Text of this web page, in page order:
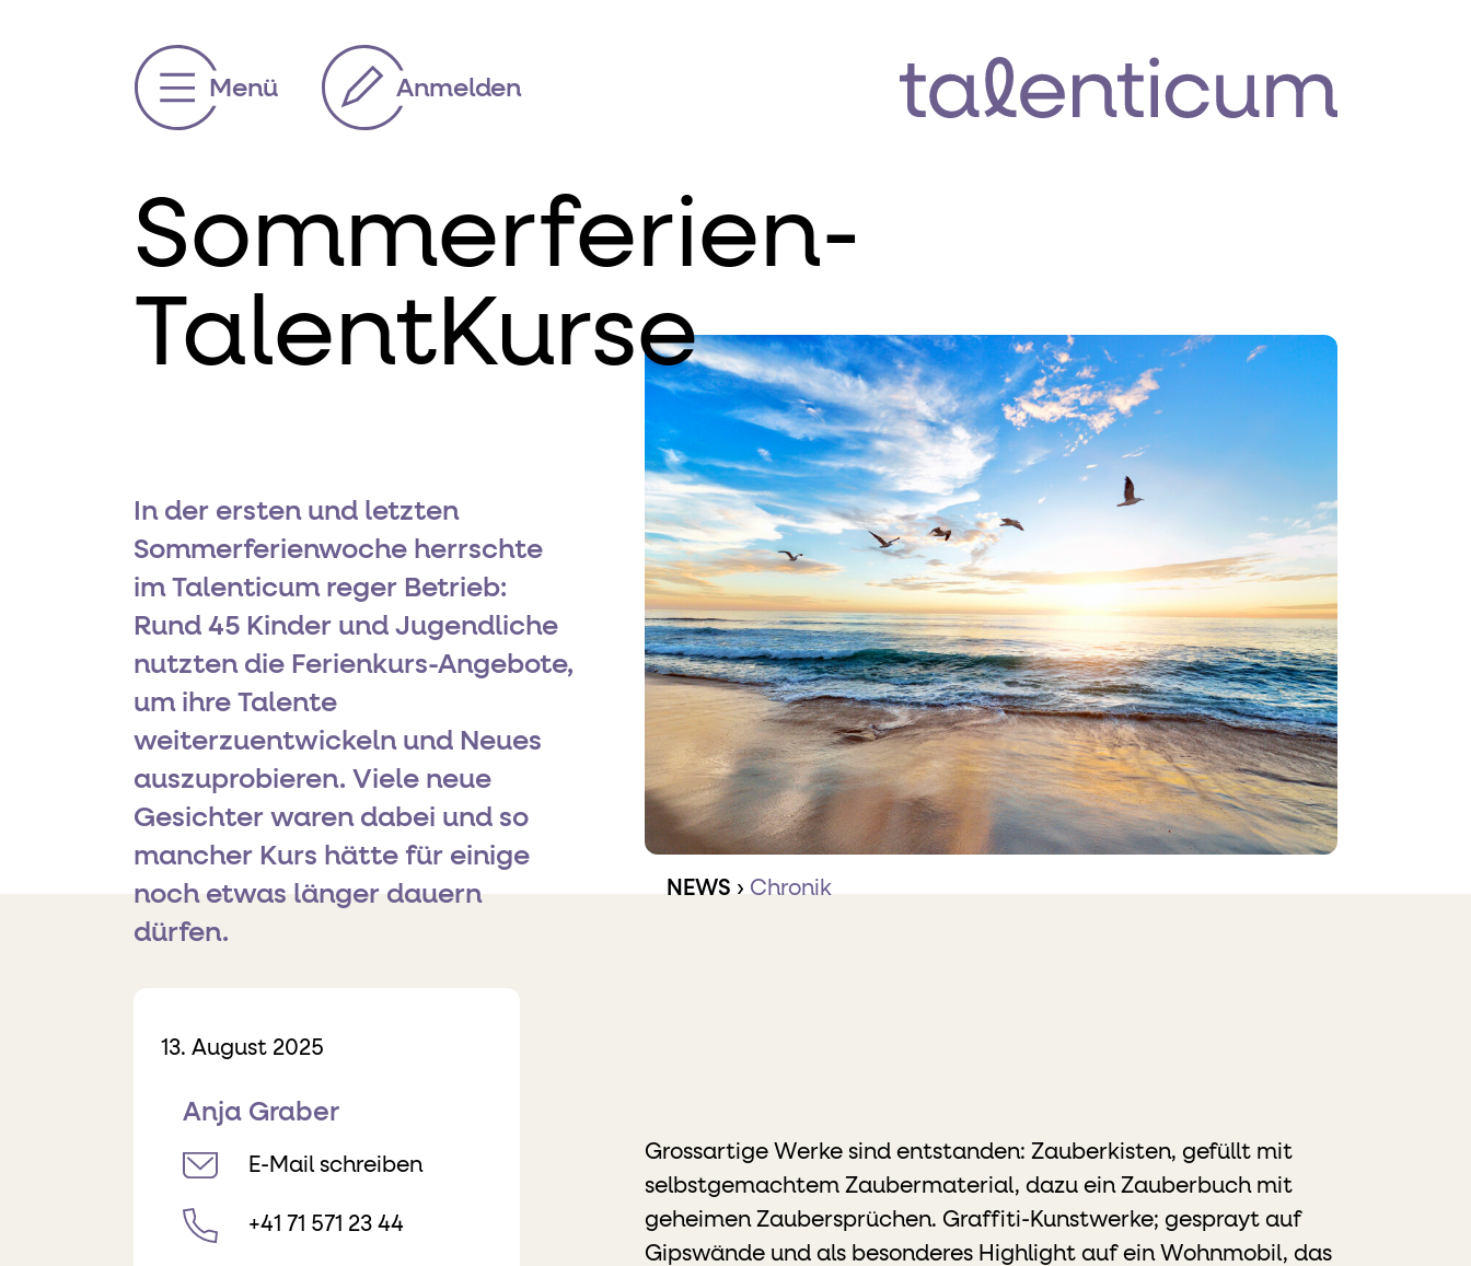
Menü Anmelden
Sommerferien-
TalentKurse
NEWS › Chronik
In der ersten und letzten
Sommerferienwoche herrschte
im Talenticum reger Betrieb:
Rund 45 Kinder und Jugendliche
nutzten die Ferienkurs-Angebote,
um ihre Talente
weiterzuentwickeln und Neues
auszuprobieren. Viele neue
Gesichter waren dabei und so
mancher Kurs hätte für einige
noch etwas länger dauern
dürfen.
Veröffentlicht am
13. August 2025
Anja Graber
E-Mail schreiben
+41 71 571 23 44
Grossartige Werke sind entstanden: Zauberkisten, gefüllt mit
selbstgemachtem Zaubermaterial, dazu ein Zauberbuch mit
geheimen Zaubersprüchen. Graffiti-Kunstwerke; gesprayt auf
Gipswände und als besonderes Highlight auf ein Wohnmobil, das